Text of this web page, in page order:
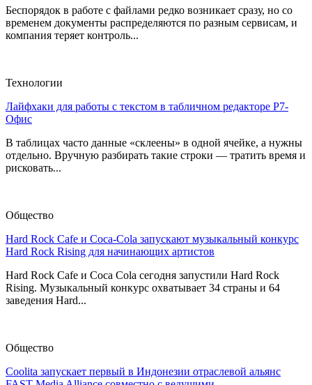
Беспорядок в работе с файлами редко возникает сразу, но со
временем документы распределяются по разным сервисам, и
компания теряет контроль...
Технологии
Лайфхаки для работы с текстом в табличном редакторе Р7-
Офис
В таблицах часто данные «склеены» в одной ячейке, а нужны
отдельно. Вручную разбирать такие строки — тратить время и
рисковать...
Общество
Hard Rock Cafe и Coca-Cola запускают музыкальный конкурс
Hard Rock Rising для начинающих артистов
Hard Rock Cafe и Coca Cola сегодня запустили Hard Rock
Rising. Музыкальный конкурс охватывает 34 страны и 64
заведения Hard...
Общество
Coolita запускает первый в Индонезии отраслевой альянс